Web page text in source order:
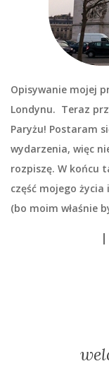
Opisywanie mojej
Londynu. Teraz
Paryżu! Postaram
wydarzenia, więc
rozpiszę. W końcu
część mojego
(bo moim właśnie